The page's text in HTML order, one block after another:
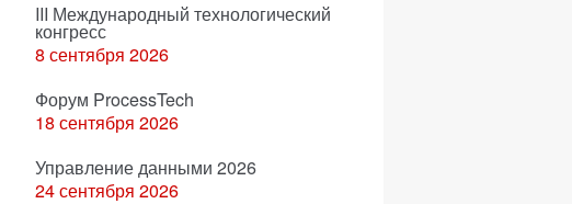
III Международный технологический
конгресс
8 сентября 2026
Форум ProcessTech
18 сентября 2026
Управление данными 2026
24 сентября 2026